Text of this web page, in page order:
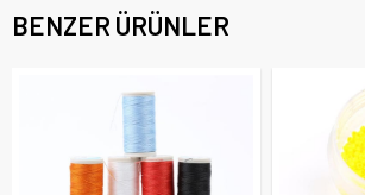
BENZER ÜRÜNLER